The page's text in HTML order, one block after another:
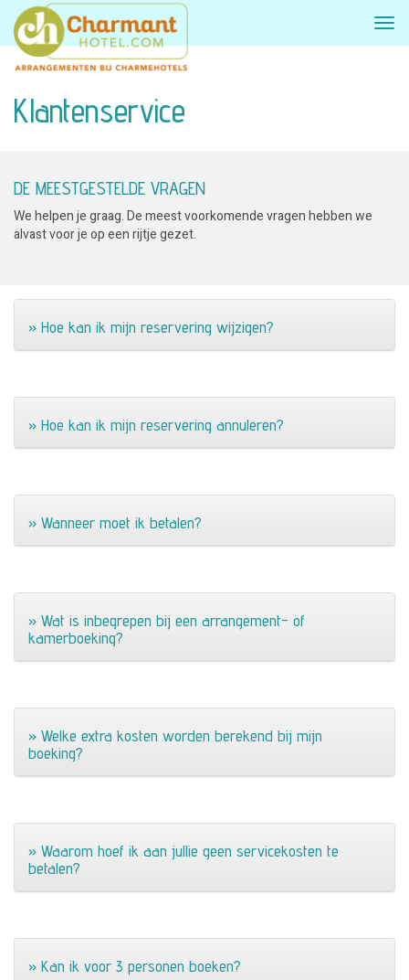
Klantenservice
DE MEESTGESTELDE VRAGEN
We helpen je graag. De meest voorkomende vragen hebben we
alvast voor je op een rijtje gezet.
» Hoe kan ik mijn reservering wijzigen?
» Hoe kan ik mijn reservering annuleren?
» Wanneer moet ik betalen?
» Wat is inbegrepen bij een arrangement- of
kamerboeking?
» Welke extra kosten worden berekend bij mijn
boeking?
» Waarom hoef ik aan jullie geen servicekosten te
betalen?
» Kan ik voor 3 personen boeken?